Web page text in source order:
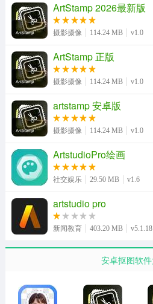
2、一键智能分割九宫格，完美
美观。
3、提供多款打码样式自由选择
安心。
4、支持自定义印章与文字水印，
显个性。
ArtStamp软件说明
1、AI秒速提取图片主体，高效
纸素材。
2、虽小众但超级好用的专业抠
表现出色。
3、支持添加各种Emoji表情与
4、一键制作专属宠物表情包，
ArtStamp 2026最新版
摄影摄像 114.24 MB v1.0
ArtStamp 正版
摄影摄像 114.24 MB v1.0
artstamp 安卓版
摄影摄像 114.24 MB v1.0
ArtstudioPro绘画
社交娱乐 29.50 MB v1.6
artstudio pro
新闻教育 403.20 MB v5.1.18
安卓抠图软